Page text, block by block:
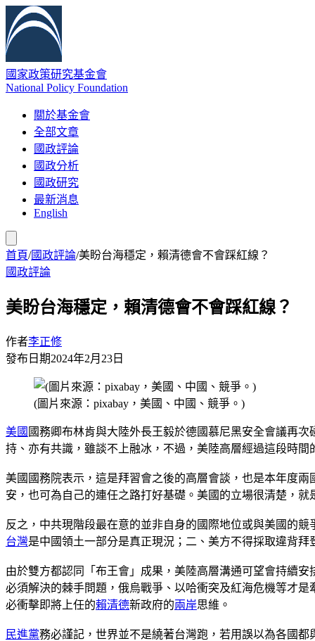
國家政策研究基金會
National Policy Foundation
關於基金會
全部文章
國政評論
國政分析
國政研究
最新消息
English
首頁/國政評論/美盼台海穩定，賴清德會不會踩紅線？
國政評論
美盼台海穩定，賴清德會不會踩紅線？
作者李正修
發布日期2024年2月23日
(圖片來源：pixabay，美國、中國、競爭。)
美國 國務卿布林肯與大陸外長王毅於德國慕尼黑安全會議再
持、亦有共識，雖談不上融冰，不過，美陸高層經過這段時
美國國務院表示，這是拜習會之後的高層會談，也是本年度
安，也可為自己的連任之路打好基礎。美國的立場很清楚，
反之，中共現階段最在意的並非自身的國際地位或與美國的
台灣是中國領土一部分是真正現況；二、美方不得採取違背
由於雙方都認同「布王會」成果，美陸高層溝通可望會持續
必須解決的棘手問題，俄烏戰爭、以哈衝突及紅海危機等才
必衝擊即將上任的賴清德新政府的兩岸思維。
民進黨務必謹記，世界並不是繞著台灣跑，若用誤以為各國